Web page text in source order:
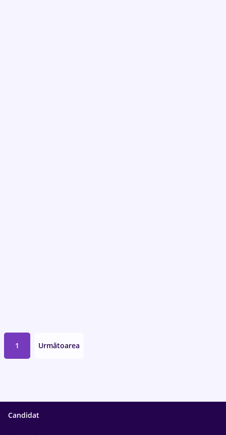
1 Următoarea
Candidat